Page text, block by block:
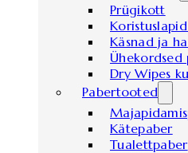
Prügikott
Käsnad ja
Ühekordsed
Dry Wipes
Pabertooted
Kätepaber
Tualettpaber